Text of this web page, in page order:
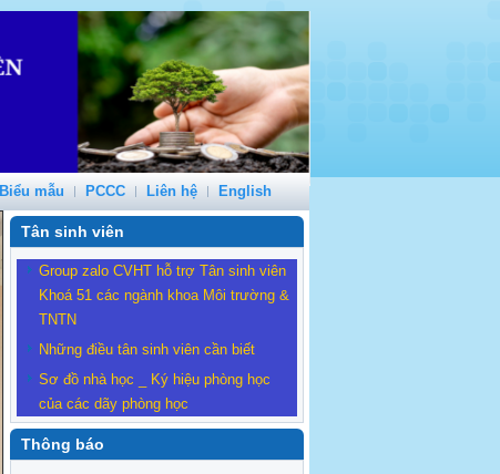
Biểu mẫu PCCC Liên hệ English
Tân sinh viên
Group zalo CVHT hỗ trợ Tân sinh viên
Khoá 51 các ngành khoa Môi trường &
TNTN
Những điều tân sinh viên cần biết
Sơ đồ nhà học _ Ký hiệu phòng học
của các dãy phòng học
Thông báo